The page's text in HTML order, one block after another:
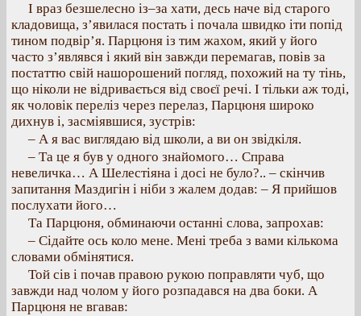
І враз безшелесно із–за хати, десь наче від старого
кладовища, з’явилася постать і почала швидко іти попід
тином подвір’я. Парцюня із тим жахом, який у його
часто з’являвся і який він завжди перемагав, повів за
постаттю свій нашорошений погляд, похожий на ту тінь,
що ніколи не відривається від своєї речі. І тільки аж тоді,
як чоловік переліз через перелаз, Парцюня широко
дихнув і, засміявшися, зустрів:
– А я вас виглядаю від школи, а ви он звідкіля.
– Та це я був у одного знайомого… Справа
невеличка… А Шелестіяна і досі не було?.. – скінчив
запитання Маздигін і ніби з жалем додав: – Я прийшов
послухати його…
Та Парцюня, обминаючи останні слова, запрохав:
– Сідайте ось коло мене. Мені треба з вами кількома
словами обмінятися.
Той сів і почав правою рукою поправляти чуб, що
завжди над чолом у його розпадався на два боки. А
Парцюня не вгавав: